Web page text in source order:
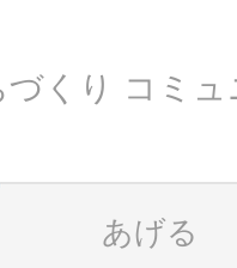
くり コミ
あげる
域ごとの
智頭